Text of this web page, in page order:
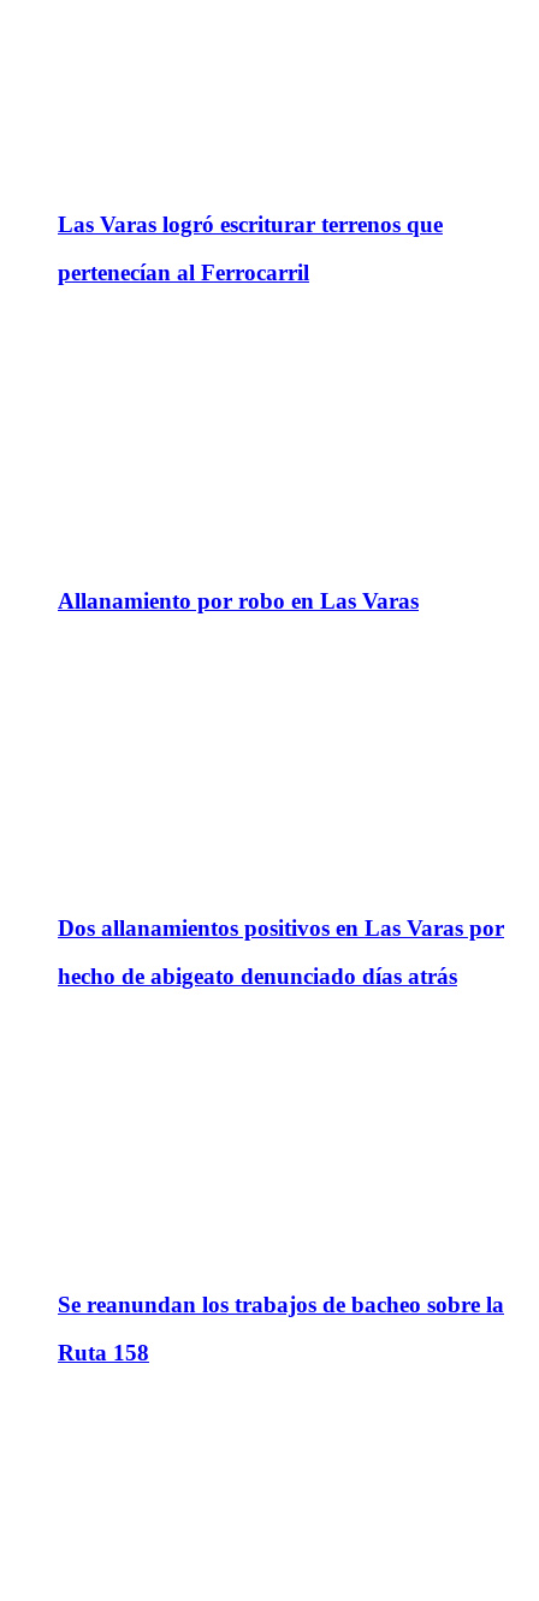
Las Varas logró escriturar terrenos que
pertenecían al Ferrocarril
Allanamiento por robo en Las Varas
Dos allanamientos positivos en Las Varas por
hecho de abigeato denunciado días atrás
Se reanundan los trabajos de bacheo sobre la
Ruta 158